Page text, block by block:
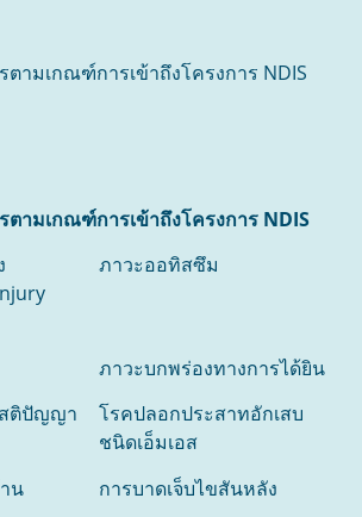
ามเกณฑ์การเข้าถึงโครงการ NDIS
ตามเกณฑ์การเข้าถึงโครงการ NDIS
ภาวะออทิสซึม
ภาวะบกพร่องทางการได้ยิน
ติปัญญา
โรคปลอกประสาทอักเสบ
ชนิดเอ็มเอส
น
การบาดเจ็บไขสันหลัง